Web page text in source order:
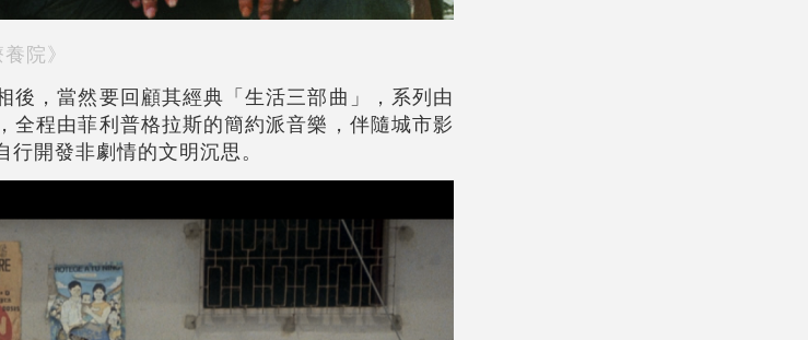
院》
，當然要回顧其經典「生活三部曲」，系列由
全程由菲利普格拉斯的簡約派音樂，伴隨城市影
開發非劇情的文明沉思。